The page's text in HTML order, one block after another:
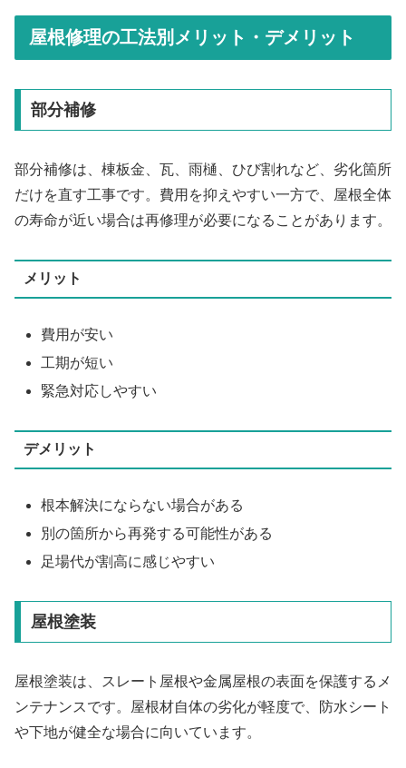
屋根修理の工法別メリット・デメリット
部分補修
部分補修は、棟板金、瓦、雨樋、ひび割れなど、劣化箇所
だけを直す工事です。費用を抑えやすい一方で、屋根全体
の寿命が近い場合は再修理が必要になることがあります。
メリット
費用が安い
工期が短い
緊急対応しやすい
デメリット
根本解決にならない場合がある
別の箇所から再発する可能性がある
足場代が割高に感じやすい
屋根塗装
屋根塗装は、スレート屋根や金属屋根の表面を保護するメ
ンテナンスです。屋根材自体の劣化が軽度で、防水シート
や下地が健全な場合に向いています。